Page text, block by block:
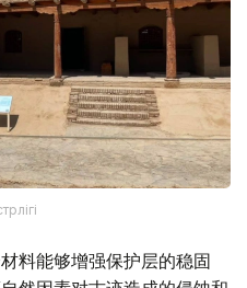
料能够增强保护层的稳固